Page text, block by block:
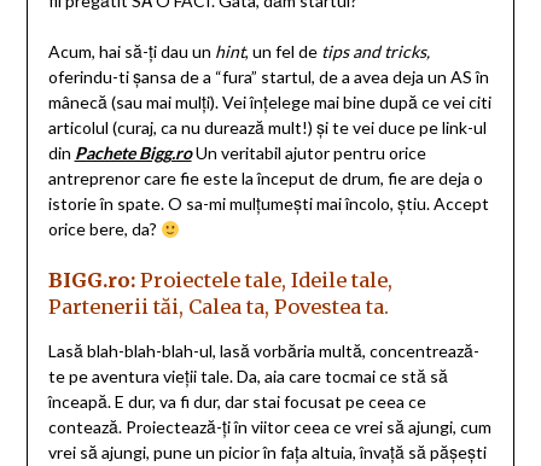
Acum, hai să-ți dau un hint, un fel de tips and tricks,
oferindu-ti șansa de a “fura” startul, de a avea deja un AS în
mânecă (sau mai mulți). Vei înțelege mai bine după ce vei citi
articolul (curaj, ca nu durează mult!) și te vei duce pe link-ul
din Pachete Bigg.ro Un veritabil ajutor pentru orice
antreprenor care fie este la început de drum, fie are deja o
istorie în spate. O sa-mi mulțumești mai încolo, știu. Accept
orice bere, da?
BIGG.ro: Proiectele tale, Ideile tale,
Partenerii tăi, Calea ta, Povestea ta.
Lasă blah-blah-blah-ul, lasă vorbăria multă, concentrează-
te pe aventura vieții tale. Da, aia care tocmai ce stă să
înceapă. E dur, va fi dur, dar stai focusat pe ceea ce
contează. Proiectează-ți în viitor ceea ce vrei să ajungi, cum
vrei să ajungi, pune un picior în fața altuia, învață să pășești